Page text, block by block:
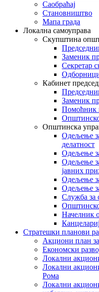
Саобраћај
Становништво
Мапа града
Локална самоуправа
Скупштина
Заменик
Секретар
Кабинет
Заменик
Помоћник
Општинска
Одељење
делатност
Одељење
Одељење
јавних
Одељење
Одељење
Служба за
Начелник
Стратешки планови
Акциони план
Економски
Локални
Локални
Рома
Локални